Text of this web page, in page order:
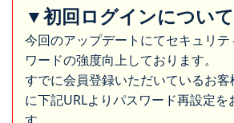
▼初回ログインについて
今回のアップデートにてセキュリ
ワードの強度向上しております。
すでに会員登録いただいているお
に下記URLよりパスワード再設定を